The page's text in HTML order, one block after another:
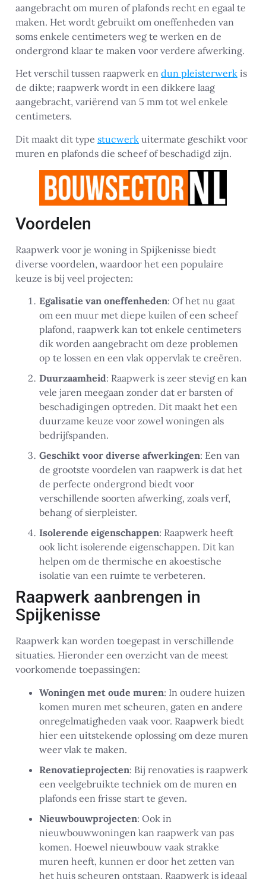
aangebracht om muren of plafonds recht en egaal te
maken. Het wordt gebruikt om oneffenheden van
soms enkele centimeters weg te werken en de
ondergrond klaar te maken voor verdere afwerking.
Het verschil tussen raapwerk en dun pleisterwerk is
de dikte; raapwerk wordt in een dikkere laag
aangebracht, variërend van 5 mm tot wel enkele
centimeters.
Dit maakt dit type stucwerk uitermate geschikt voor
muren en plafonds die scheef of beschadigd zijn.
Voordelen
Raapwerk voor je woning in Spijkenisse biedt
diverse voordelen, waardoor het een populaire
keuze is bij veel projecten:
Egalisatie van oneffenheden: Of het nu gaat
om een muur met diepe kuilen of een scheef
plafond, raapwerk kan tot enkele centimeters
dik worden aangebracht om deze problemen
op te lossen en een vlak oppervlak te creëren.
Duurzaamheid: Raapwerk is zeer stevig en kan
vele jaren meegaan zonder dat er barsten of
beschadigingen optreden. Dit maakt het een
duurzame keuze voor zowel woningen als
bedrijfspanden.
Geschikt voor diverse afwerkingen: Een van
de grootste voordelen van raapwerk is dat het
de perfecte ondergrond biedt voor
verschillende soorten afwerking, zoals verf,
behang of sierpleister.
Isolerende eigenschappen: Raapwerk heeft
ook licht isolerende eigenschappen. Dit kan
helpen om de thermische en akoestische
isolatie van een ruimte te verbeteren.
Raapwerk aanbrengen in
Spijkenisse
Raapwerk kan worden toegepast in verschillende
situaties. Hieronder een overzicht van de meest
voorkomende toepassingen:
Woningen met oude muren: In oudere huizen
komen muren met scheuren, gaten en andere
onregelmatigheden vaak voor. Raapwerk biedt
hier een uitstekende oplossing om deze muren
weer vlak te maken.
Renovatieprojecten: Bij renovaties is raapwerk
een veelgebruikte techniek om de muren en
plafonds een frisse start te geven.
Nieuwbouwprojecten: Ook in
nieuwbouwwoningen kan raapwerk van pas
komen. Hoewel nieuwbouw vaak strakke
muren heeft, kunnen er door het zetten van
het huis scheuren ontstaan. Raapwerk is ideaal